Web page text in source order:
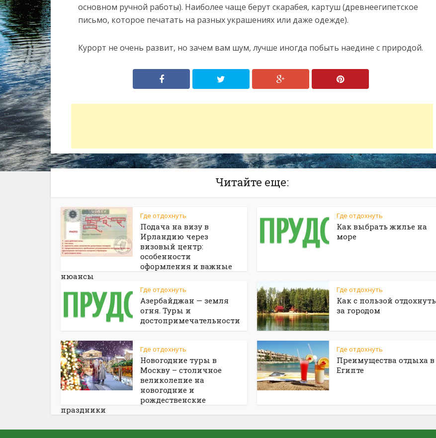
основном ручной работы). Наиболее чаще берут скарабея, картуш (древнеегипетское
письмо, которое печатать на разных украшениях или даже одежде).
Курорт не очень развит, но зачем вам шум, лучше иногда побыть наедине с природой.
Читайте еще:
Где отдохнуть
Подача на визу в
Ирландию через
визовый центр:
особенности
оформления и важные
нюансы
Где отдохнуть
Как выбрать жилье на
море
Где отдохнуть
Азербайджан — земля
огня. Туры и
достопримечательности
Где отдохнуть
Как с пользой отдохнуть
за городом
Где отдохнуть
Новогодние туры в
Москву – столичное
великолепие на
новогодние и
рождественские
праздники
Где отдохнуть
Преимущества отдыха в
Египте